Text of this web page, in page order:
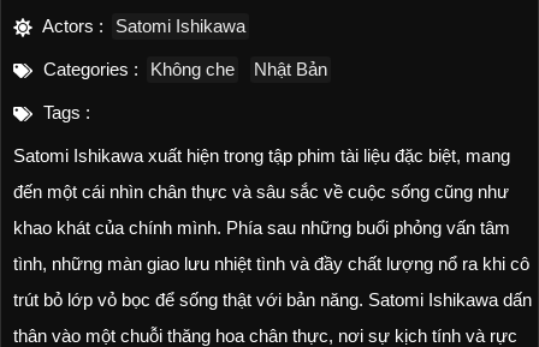
Actors : Satomi Ishikawa
Categories : Không che Nhật Bản
Tags :
Satomi Ishikawa xuất hiện trong tập phim tài liệu đặc biệt, mang
đến một cái nhìn chân thực và sâu sắc về cuộc sống cũng như
khao khát của chính mình. Phía sau những buổi phỏng vấn tâm
tình, những màn giao lưu nhiệt tình và đầy chất lượng nổ ra khi cô
trút bỏ lớp vỏ bọc để sống thật với bản năng. Satomi Ishikawa dấn
thân vào một chuỗi thăng hoa chân thực, nơi sự kịch tính và rực